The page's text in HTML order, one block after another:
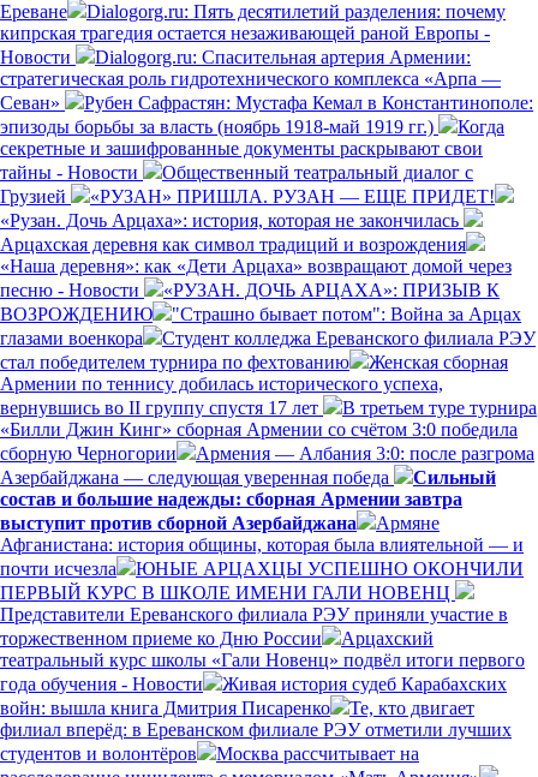
Ереване
Dialogorg.ru: Пять десятилетий разделения: почему
кипрская трагедия остается незаживающей раной Европы -
Новости
Dialogorg.ru: Спасительная артерия Армении:
стратегическая роль гидротехнического комплекса «Арпа —
Севан»
Рубен Сафрастян: Мустафа Кемал в Константинополе:
эпизоды борьбы за власть (ноябрь 1918-май 1919 гг.)
Когда
секретные и зашифрованные документы раскрывают свои
тайны - Новости
Общественный театральный диалог с
Грузией
«РУЗАН» ПРИШЛА. РУЗАН — ЕЩЕ ПРИДЕТ!
«Рузан. Дочь Арцаха»: история, которая не закончилась
Арцахская деревня как символ традиций и возрождения
«Наша деревня»: как «Дети Арцаха» возвращают домой через
песню - Новости
«РУЗАН. ДОЧЬ АРЦАХА»: ПРИЗЫВ К
ВОЗРОЖДЕНИЮ
"Страшно бывает потом": Война за Арцах
глазами военкора
Студент колледжа Ереванского филиала РЭУ
стал победителем турнира по фехтованию
Женская сборная
Армении по теннису добилась исторического успеха,
вернувшись во II группу спустя 17 лет
В третьем туре турнира
«Билли Джин Кинг» сборная Армении со счётом 3:0 победила
сборную Черногории
Армения — Албания 3:0: после разгрома
Азербайджана — следующая уверенная победа
Сильный
состав и большие надежды: сборная Армении завтра
выступит против сборной Азербайджана
Армяне
Афганистана: история общины, которая была влиятельной — и
почти исчезла
ЮНЫЕ АРЦАХЦЫ УСПЕШНО ОКОНЧИЛИ
ПЕРВЫЙ КУРС В ШКОЛЕ ИМЕНИ ГАЛИ НОВЕНЦ
Представители Ереванского филиала РЭУ приняли участие в
торжественном приеме ко Дню России
Арцахский
театральный курс школы «Гали Новенц» подвёл итоги первого
года обучения - Новости
Живая история судеб Карабахских
войн: вышла книга Дмитрия Писаренко
Те, кто двигает
филиал вперёд: в Ереванском филиале РЭУ отметили лучших
студентов и волонтёров
Москва рассчитывает на